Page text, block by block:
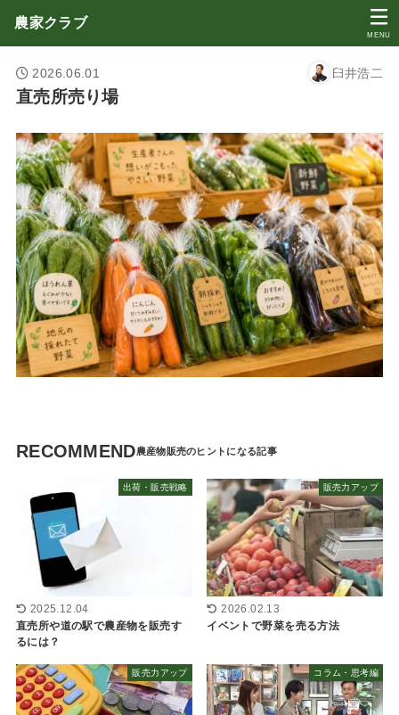
農家クラブ
MENU
2026.06.01 臼井浩二
直売所売り場
RECOMMEND
出荷・販売戦略
2025.12.04
直売所や道の駅で農産物を販売す
るには？
販売力アップ
2026.02.13
イベントで野菜を売る方法
販売力アップ コラム・思考編